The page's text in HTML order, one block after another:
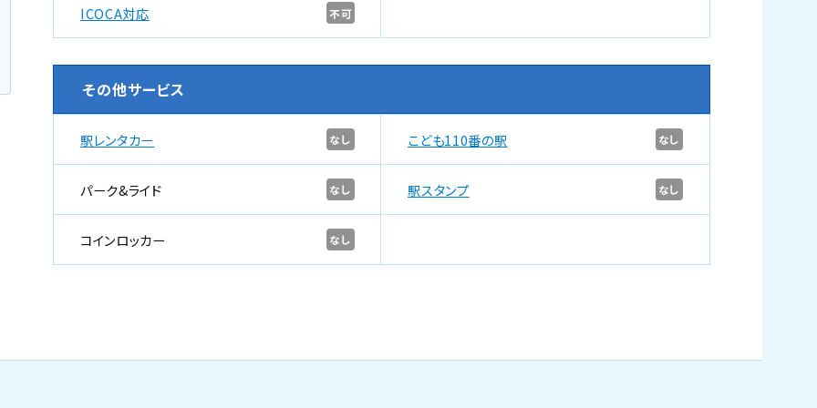
ICOCA対応 不可
その他サービス
駅レンタカー なし こども110番の駅 なし
パーク&ライド なし 駅スタンプ なし
コインロッカー なし